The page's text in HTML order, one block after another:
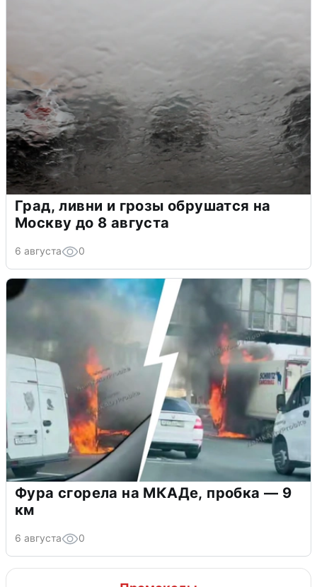
Град, ливни и грозы обрушатся на
Москву до 8 августа
6 августа 0
Фура сгорела на МКАДе, пробка — 9
км
6 августа 0